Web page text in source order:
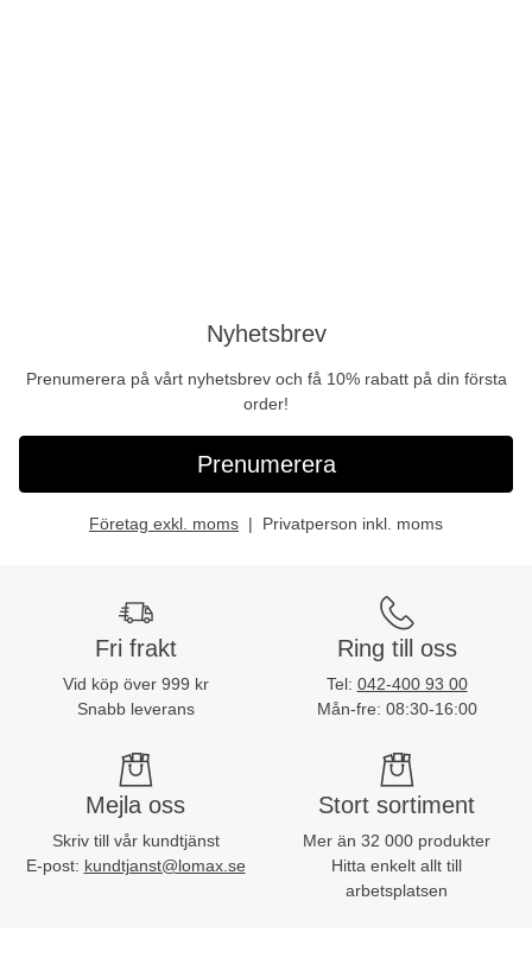
Nyhetsbrev
Prenumerera på vårt nyhetsbrev och få 10% rabatt på din första
order!
Prenumerera
Företag exkl. moms Privatperson inkl. moms
Fri frakt
Vid köp över 999 kr
Snabb leverans
Ring till oss
Tel: 042-400 93 00
Mån-fre: 08:30-16:00
Mejla oss
Skriv till vår kundtjänst
E-post: kundtjanst@lomax.se
Stort sortiment
Mer än 32 000 produkter
Hitta enkelt allt till
arbetsplatsen